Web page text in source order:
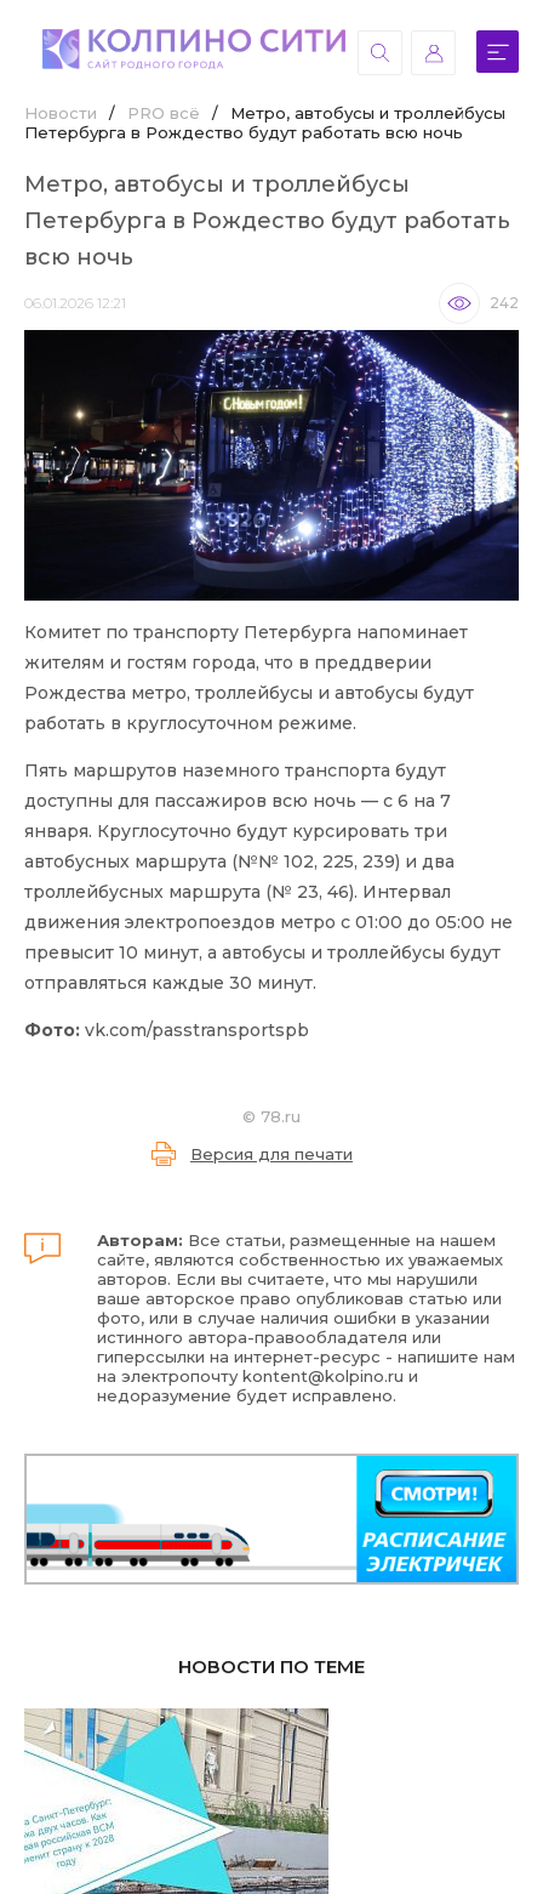
Новости / PRO всё /
Метро, автобусы и троллейбусы
Петербурга в Рождество будут работать всю ночь
Метро, автобусы и троллейбусы
Петербурга в Рождество будут работать
всю ночь
06.01.2026 12:21 242
Комитет по транспорту Петербурга напоминает
жителям и гостям города, что в преддверии
Рождества метро, троллейбусы и автобусы будут
работать в круглосуточном режиме.
Пять маршрутов наземного транспорта будут
доступны для пассажиров всю ночь — с 6 на 7
января. Круглосуточно будут курсировать три
автобусных маршрута (№№ 102, 225, 239) и два
троллейбусных маршрута (№ 23, 46). Интервал
движения электропоездов метро с 01:00 до 05:00 не
превысит 10 минут, а автобусы и троллейбусы будут
отправляться каждые 30 минут.
Фото: vk.com/passtransportspb
© 78.ru
Версия для печати
Авторам: Все статьи, размещенные на нашем
сайте, являются собственностью их уважаемых
авторов. Если вы считаете, что мы нарушили
ваше авторское право опубликовав статью или
фото, или в случае наличия ошибки в указании
истинного автора-правообладателя или
гиперссылки на интернет-ресурс - напишите нам
на электропочтуkontent@kolpino.ru и
недоразумение будет исправлено.
НОВОСТИ ПО ТЕМЕ